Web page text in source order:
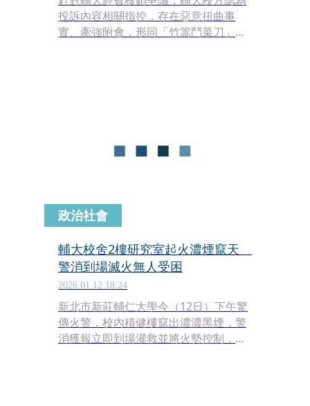
投訴內容相關指控，存在惡意扭曲事
實、牽強附會，形同「竹篙鬥菜刀」，
政治社會
輔大校舍2樓研究室起火濃煙竄天
警消到場滅火無人受困
2026.01.12 18:24
新北市新莊輔仁大學今（12日）下午驚
傳火警，校內積健樓竄出濃濃黑煙，警
消獲報立即到場灌救並將火勢控制，所